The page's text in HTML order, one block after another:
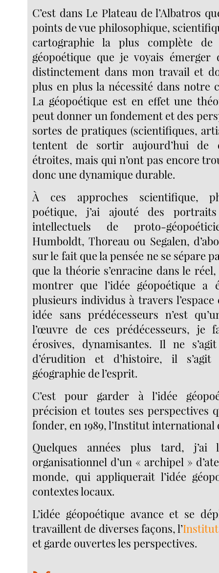
C’est dans Le Plateau de l’Albatros
points de vue philosophique,
cartographie la plus complète
géopoétique que je voyais
distinctement dans mon travail et
plus en plus la nécessité dans notre
La géopoétique est en effet une
peut donner un fondement et des
sortes de pratiques (scientifiques,
tentent de sortir aujourd’hui de
étroites, mais qui n’ont pas encore
donc une dynamique durable.
À ces approches scientifique,
poétique, j’ai ajouté des
intellectuels de proto-
Humboldt, Thoreau ou Segalen,
sur le fait que la pensée ne se sépare
que la théorie s’enracine dans le
montrer que l’idée géopoétique a
plusieurs individus à travers
idée sans prédécesseurs n’est
l’œuvre de ces prédécesseurs, je
érosives, dynamisantes. Il ne
d’érudition et d’histoire, il
géographie de l’esprit.
C’est pour garder à l’idée
précision et toutes ses perspectives
fonder, en 1989, l’Institut international
Quelques années plus tard, j’ai
organisationnel d’un « archipel »
monde, qui appliquerait l’idée
contextes locaux.
L’idée géopoétique avance et se
travaillent de diverses façons, l’Institut
et garde ouvertes les perspectives.